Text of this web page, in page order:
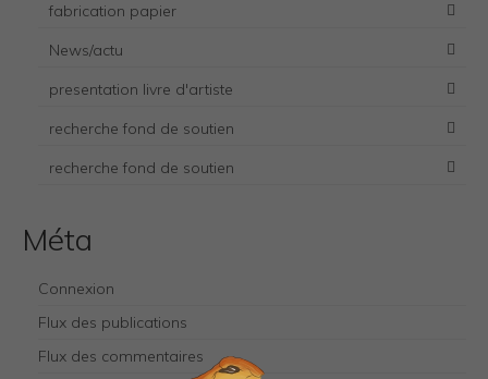
fabrication papier
News/actu
presentation livre d'artiste
recherche fond de soutien
recherche fond de soutien
Méta
Connexion
Flux des publications
Flux des commentaires